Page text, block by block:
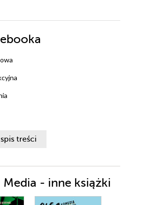
ebooka
treści
Media - inne książki